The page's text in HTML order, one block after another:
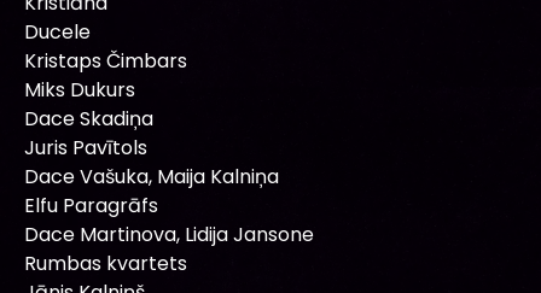
Ducele
Kristaps Čimbars
Miks Dukurs
Dace Skadiņa
Juris Pavītols
Dace Vašuka, Maija Kalniņa
Elfu Paragrāfs
Dace Martinova, Lidija Jansone
Rumbas kvartets